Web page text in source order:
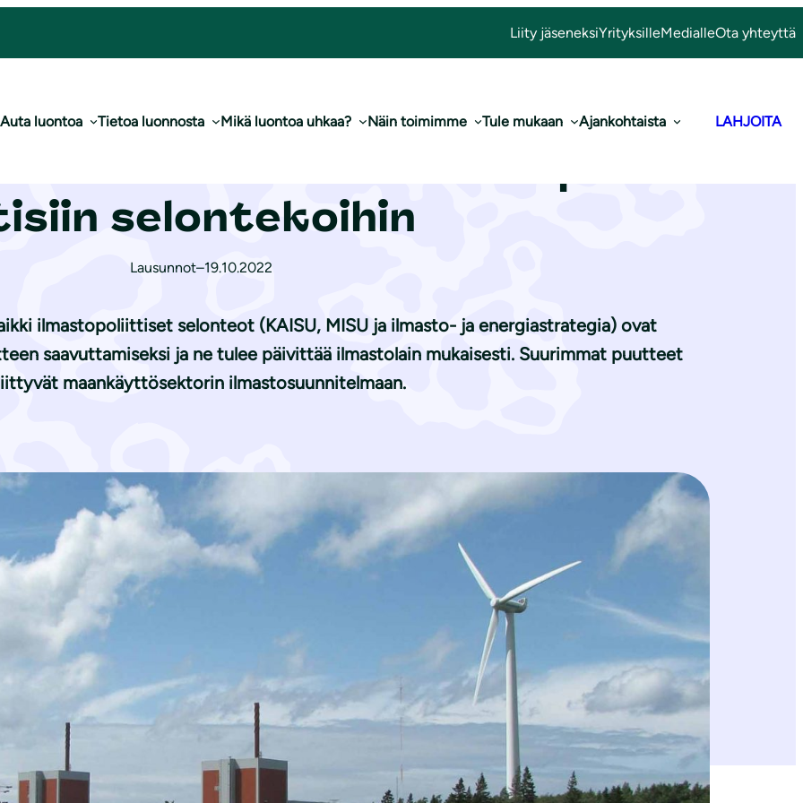
Liity jäseneksiYrityksilleMedialleOta yhteyttä
Auta luontoa Tietoa luonnosta Mikä luontoa uhkaa? Näin toimimme Tule mukaan Ajankohtaista LAHJOITA
il­mas­to­po­liit­ti­siin selontekoihin
selontekoihin
Lausunnot–19.10.2022
ilmastopoliittiset selonteot (KAISU, MISU ja ilmasto- ja energiastrategia) ovat
saavuttamiseksi ja ne tulee päivittää ilmastolain mukaisesti. Suurimmat puutteet
maankäyttösektorin ilmastosuunnitelmaan.